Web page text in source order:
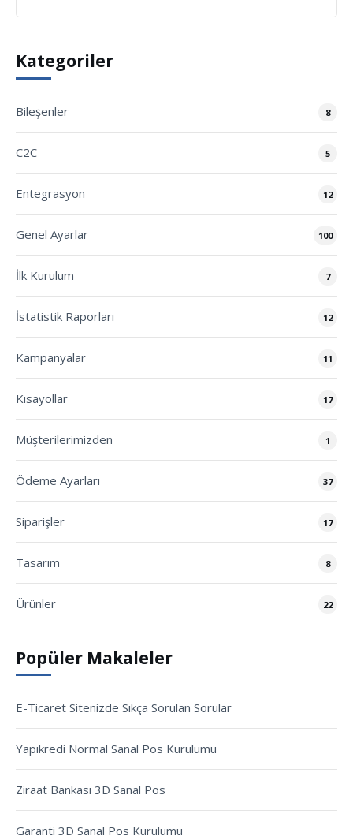
Kategoriler
Bileşenler 8
C2C 5
Entegrasyon 12
Genel Ayarlar 100
İlk Kurulum 7
İstatistik Raporları 12
Kampanyalar 11
Kısayollar 17
Müşterilerimizden 1
Ödeme Ayarları 37
Siparişler 17
Tasarım 8
Ürünler 22
Popüler Makaleler
E-Ticaret Sitenizde Sıkça Sorulan Sorular
Yapıkredi Normal Sanal Pos Kurulumu
Ziraat Bankası 3D Sanal Pos
Garanti 3D Sanal Pos Kurulumu